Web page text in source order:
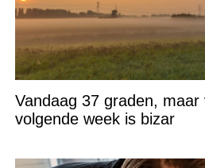
Vandaag 37 graden, maar
volgende week is bizar